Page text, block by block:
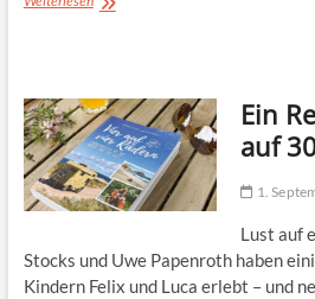
Ein
auf
1.
Lust auf
Stocks und Uwe Papenroth haben
Kindern Felix und Luca erlebt – und